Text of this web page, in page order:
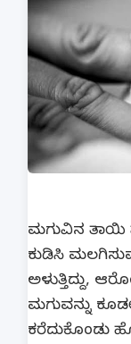
ಮಗುವಿನ ತಾಯಿ
ಕುಡಿಸಿ
ಅಳುತ್ತಿದ್ದು,
ಮಗುವನ್ನು
ಕರೆದುಕೊಂಡು